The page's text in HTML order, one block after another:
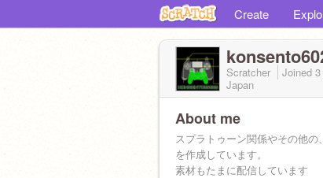
Create
Scratcher Joined
Japan
About me
スプラトゥーン関係やその他の
を作成しています。
素材もたまに配信しています